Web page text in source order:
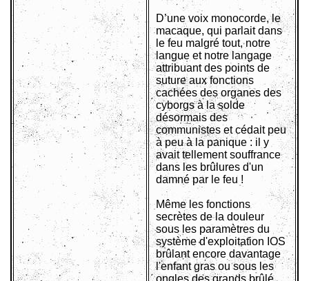
D’une voix monocorde, le
macaque, qui parlait dans
le feu malgré tout, notre
langue et notre langage
attribuant des points de
suture aux fonctions
cachées des organes des
cyborgs à la solde
désormais des
communistes et cédait peu
à peu à la panique : il y
avait tellement souffrance
dans les brûlures d'un
damné par le feu !
Même les fonctions
secrètes de la douleur
sous les paramètres du
système d'exploitation IOS
brûlant encore davantage
l'enfant gras ou sous les
ongles des grands brûlé,